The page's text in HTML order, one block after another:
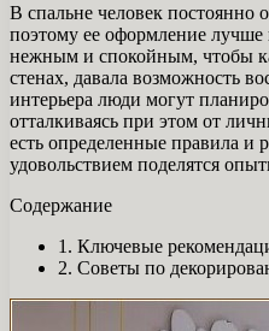
В спальне человек постоянно
поэтому ее оформление лучше
нежным и спокойным, чтобы
стенах, давала возможность
интерьера люди могут
отталкиваясь при этом от
есть определенные правила и
удовольствием поделятся
Содержание
1. Ключевые
2. Советы по